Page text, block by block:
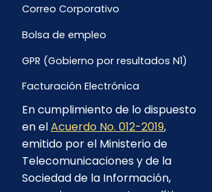
Correo Corporativo
Bolsa de empleo
GPR (Gobierno por resultados N1)
Facturación Electrónica
Archivo Histórico de Facturación
Portal Ambiental y Social
Proyecto Geotérmico Chachimbiro
En cumplimiento de lo dispuesto
en elAcuerdo No. 012-2019,
emitido por el Ministerio de
Telecomunicaciones y de la
Sociedad de la Información,